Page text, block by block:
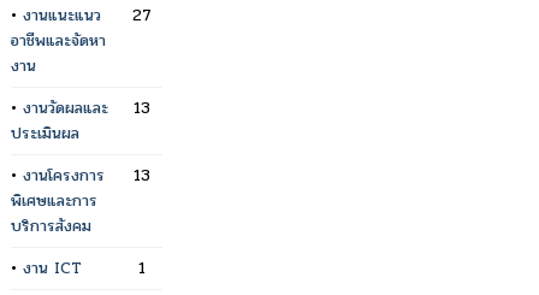
• งานแนะแนว
อาชีพและจัดหา
งาน
27
• งานวัดผลและ
ประเมินผล
13
• งานโครงการ
พิเศษและการ
บริการสังคม
13
• งาน ICT
1